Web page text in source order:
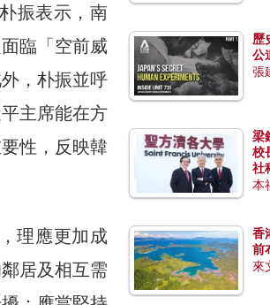
振表示，南
臨「空前威
，朴振並呼
主席能在方
性，反映韓
理應更加成
居及相互需
歷
公
張
梁
校
社
本
香
前
來